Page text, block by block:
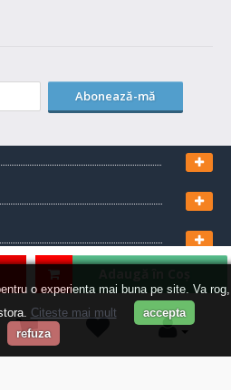
o experienta mai buna pe site. Va rog,
Citeste mai mult
accepta
refuza
Abonează-mă